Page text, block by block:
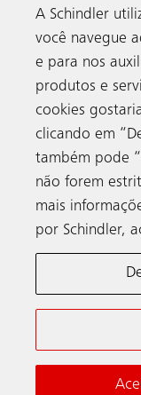
Contato
Schindler
Aviso de cookies &
A Schindler
você navegue
e para nos
produtos e
cookies
clicando em
também pode
não forem
mais
por Schindler,